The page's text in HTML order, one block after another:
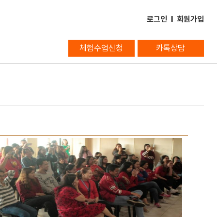
로그인 l 회원가입
체험수업신청 카톡상담